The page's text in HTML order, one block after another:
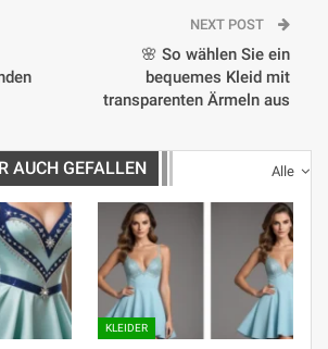
NEXT POST
🌸 So wählen Sie ein
bequemes Kleid mit
transparenten Ärmeln aus
Alle
AUCH GEFALLEN
KLEIDER